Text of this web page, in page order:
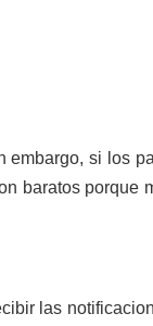
si los
baratos
las